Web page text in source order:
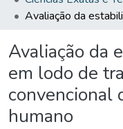
Avaliação da
em lodo de
convencional
humano